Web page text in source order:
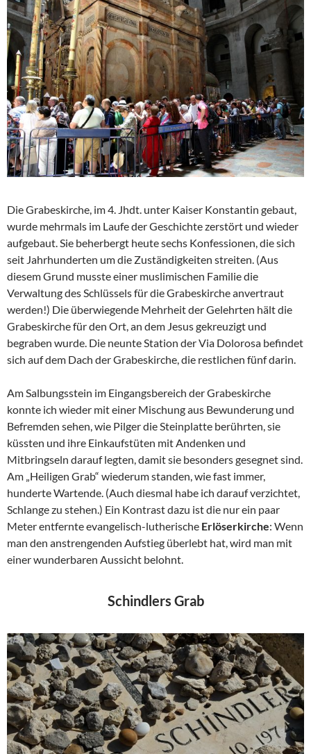
Die Grabeskirche, im 4. Jhdt. unter Kaiser Konstantin gebaut,
wurde mehrmals im Laufe der Geschichte zerstört und wieder
aufgebaut. Sie beherbergt heute sechs Konfessionen, die sich
seit Jahrhunderten um die Zuständigkeiten streiten. (Aus
diesem Grund musste einer muslimischen Familie die
Verwaltung des Schlüssels für die Grabeskirche anvertraut
werden!) Die überwiegende Mehrheit der Gelehrten hält die
Grabeskirche für den Ort, an dem Jesus gekreuzigt und
begraben wurde. Die neunte Station der Via Dolorosa befindet
sich auf dem Dach der Grabeskirche, die restlichen fünf darin.
Am Salbungsstein im Eingangsbereich der Grabeskirche
konnte ich wieder mit einer Mischung aus Bewunderung und
Befremden sehen, wie Pilger die Steinplatte berührten, sie
küssten und ihre Einkaufstüten mit Andenken und
Mitbringseln darauf legten, damit sie besonders gesegnet sind.
Am „Heiligen Grab“ wiederum standen, wie fast immer,
hunderte Wartende. (Auch diesmal habe ich darauf verzichtet,
Schlange zu stehen.) Ein Kontrast dazu ist die nur ein paar
Meter entfernte evangelisch-lutherische Erlöserkirche: Wenn
man den anstrengenden Aufstieg überlebt hat, wird man mit
einer wunderbaren Aussicht belohnt.
Schindlers Grab